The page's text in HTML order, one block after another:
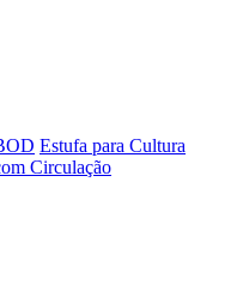
Estufa para Cultura
Circulação